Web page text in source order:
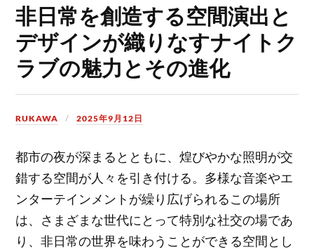
非日常を創造する空間演出と
デザインが織りなすナイトク
ラブの魅力とその進化
RUKAWA 2025年9月12日
都市の夜が深まるとともに、煌びやかな照明が交
錯する空間が人々を引き付ける。 多様な音楽やエ
ンターテインメントが繰り広げられるこの場所
は、さまざまな世代にとって特別な社交の場であ
り、非日常の世界を味わうことができる空間とし